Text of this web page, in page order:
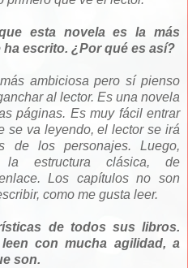
esta novela es la más
escrito. ¿Por qué es así?
ambiciosa pero sí pienso
al lector. Es una novela
páginas. Es muy fácil entrar
se va leyendo, el lector se irá
de los personajes. Luego,
la estructura clásica, de
Los capítulos no son
como me gusta leer.
de todos sus libros.
con mucha agilidad, a
son.